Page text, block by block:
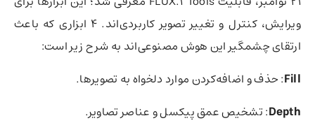
ویرایش، کنترل و تغییر تصویر کاربردی‌اند. 4 ابزاری که باعث
ارتقای چشمگیر این هوش مصنوعی‌‌اند به شرح زیر است:
Fill: حذف و اضافه‌کردن موارد دلخواه به تصویرها.
Depth: تشخیص عمق پیکسل و عناصر تصاویر.